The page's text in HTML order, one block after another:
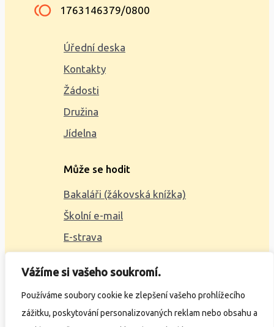
Vážíme si vašeho soukromí.
Používáme soubory cookie ke zlepšení vašeho prohlížecího
zážitku, poskytování personalizovaných reklam nebo obsahu a
1763146379/0800
Úřední deska
Kontakty
Žádosti
Družina
Jídelna
Může se hodit
Bakaláři (žákovská knížka)
Školní e-mail
E-strava
2023 © ZŠ Alšova, vytvořilWčil.cz
Ochrana osobních údajů